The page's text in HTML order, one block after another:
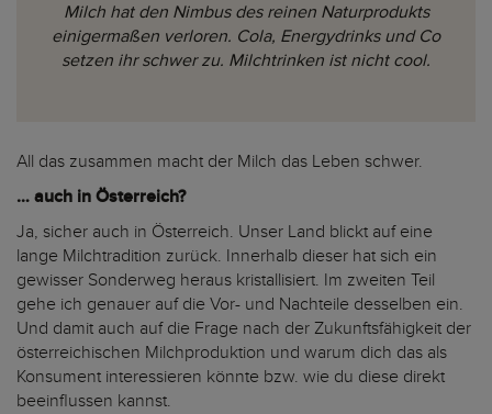
Milch hat den Nimbus des reinen Naturprodukts
einigermaßen verloren. Cola, Energydrinks und Co
setzen ihr schwer zu. Milchtrinken ist nicht cool.
All das zusammen macht der Milch das Leben schwer.
… auch in Österreich?
Ja, sicher auch in Österreich. Unser Land blickt auf eine
lange Milchtradition zurück. Innerhalb dieser hat sich ein
gewisser Sonderweg heraus kristallisiert. Im zweiten Teil
gehe ich genauer auf die Vor- und Nachteile desselben ein.
Und damit auch auf die Frage nach der Zukunftsfähigkeit der
österreichischen Milchproduktion und warum dich das als
Konsument interessieren könnte bzw. wie du diese direkt
beeinflussen kannst.